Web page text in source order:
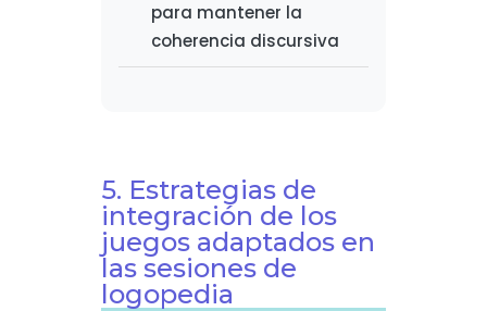
para mantener la
coherencia discursiva
5. Estrategias de
integración de los
juegos adaptados en
las sesiones de
logopedia